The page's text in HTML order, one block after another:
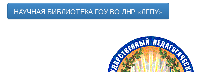
НАУЧНАЯ БИБЛИОТЕКА ГОУ ВО ЛНР «ЛГПУ»